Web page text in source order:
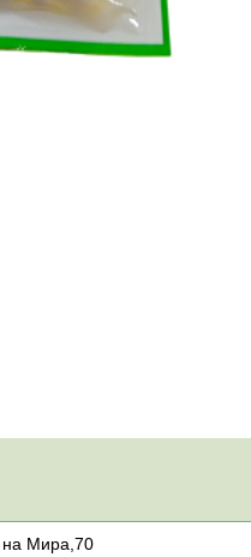
Мира,70